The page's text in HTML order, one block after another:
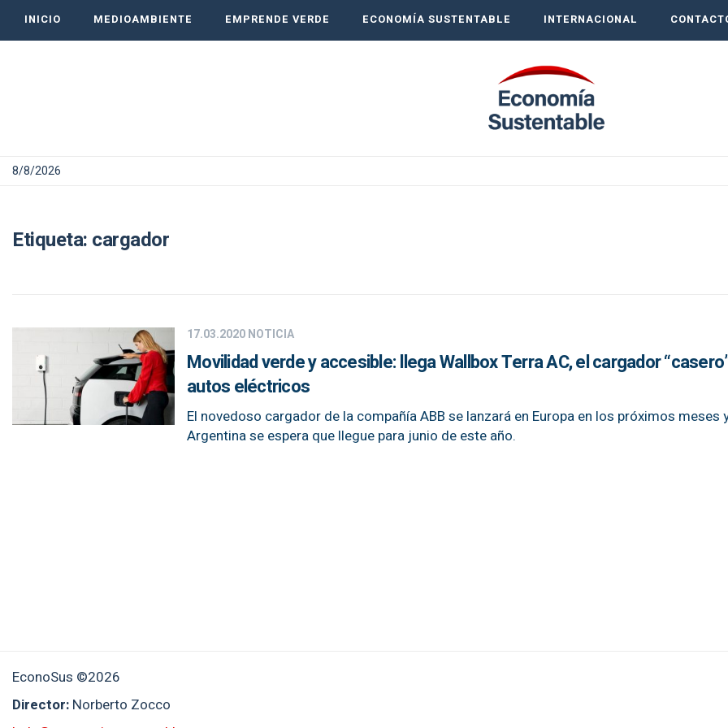
INICIO MEDIOAMBIENTE EMPRENDE VERDE ECONOMÍA SUSTENTABLE INTERNACIONAL
8/8/2026
Etiqueta: cargador
17.03.2020NOTICIA
Movilidad verde y accesible: llega Wallbox Terra AC, el cargador
autos eléctricos
El novedoso cargador de la compañía ABB se lanzará en Europa en los próximos meses
Argentina se espera que llegue para junio de este año.
EconoSus ©2026
Director: Norberto Zocco